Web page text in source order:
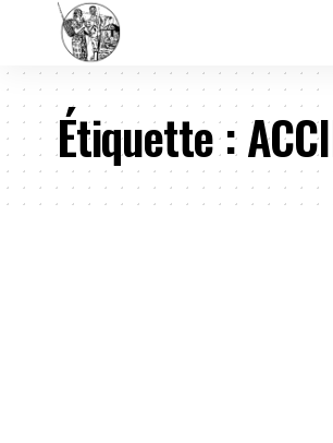
Étiquette :